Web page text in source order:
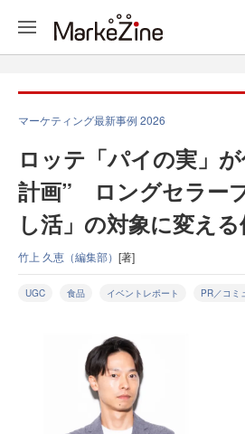
マーケティング最新事例 2026
ロッテ「パイの実」
計画” ロングセラー
し活」の対象に変え
竹上 久恵（編集部） [著]
UGC 食品 イベントレポート PR／コミ